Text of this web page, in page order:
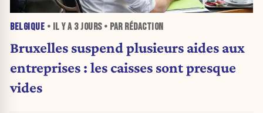
BELGIQUE • IL Y A 3 JOURS• PAR RÉDACTION
Bruxelles suspend plusieurs aides aux
entreprises : les caisses sont presque
vides